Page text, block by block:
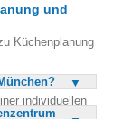
und
Küchenplanung
individuellen
speziellen